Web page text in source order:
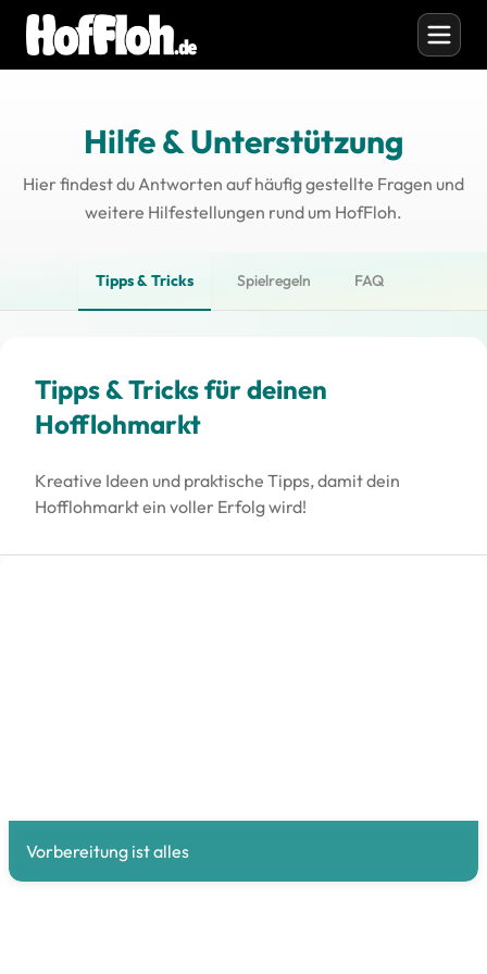
Hilfe & Unterstützung
Hier findest du Antworten auf häufig gestellte Fragen und
weitere Hilfestellungen rund um HofFloh.
Tipps & Tricks Spielregeln FAQ
Tipps & Tricks für deinen
Hofflohmarkt
Kreative Ideen und praktische Tipps, damit dein
Hofflohmarkt ein voller Erfolg wird!
Vorbereitung ist alles